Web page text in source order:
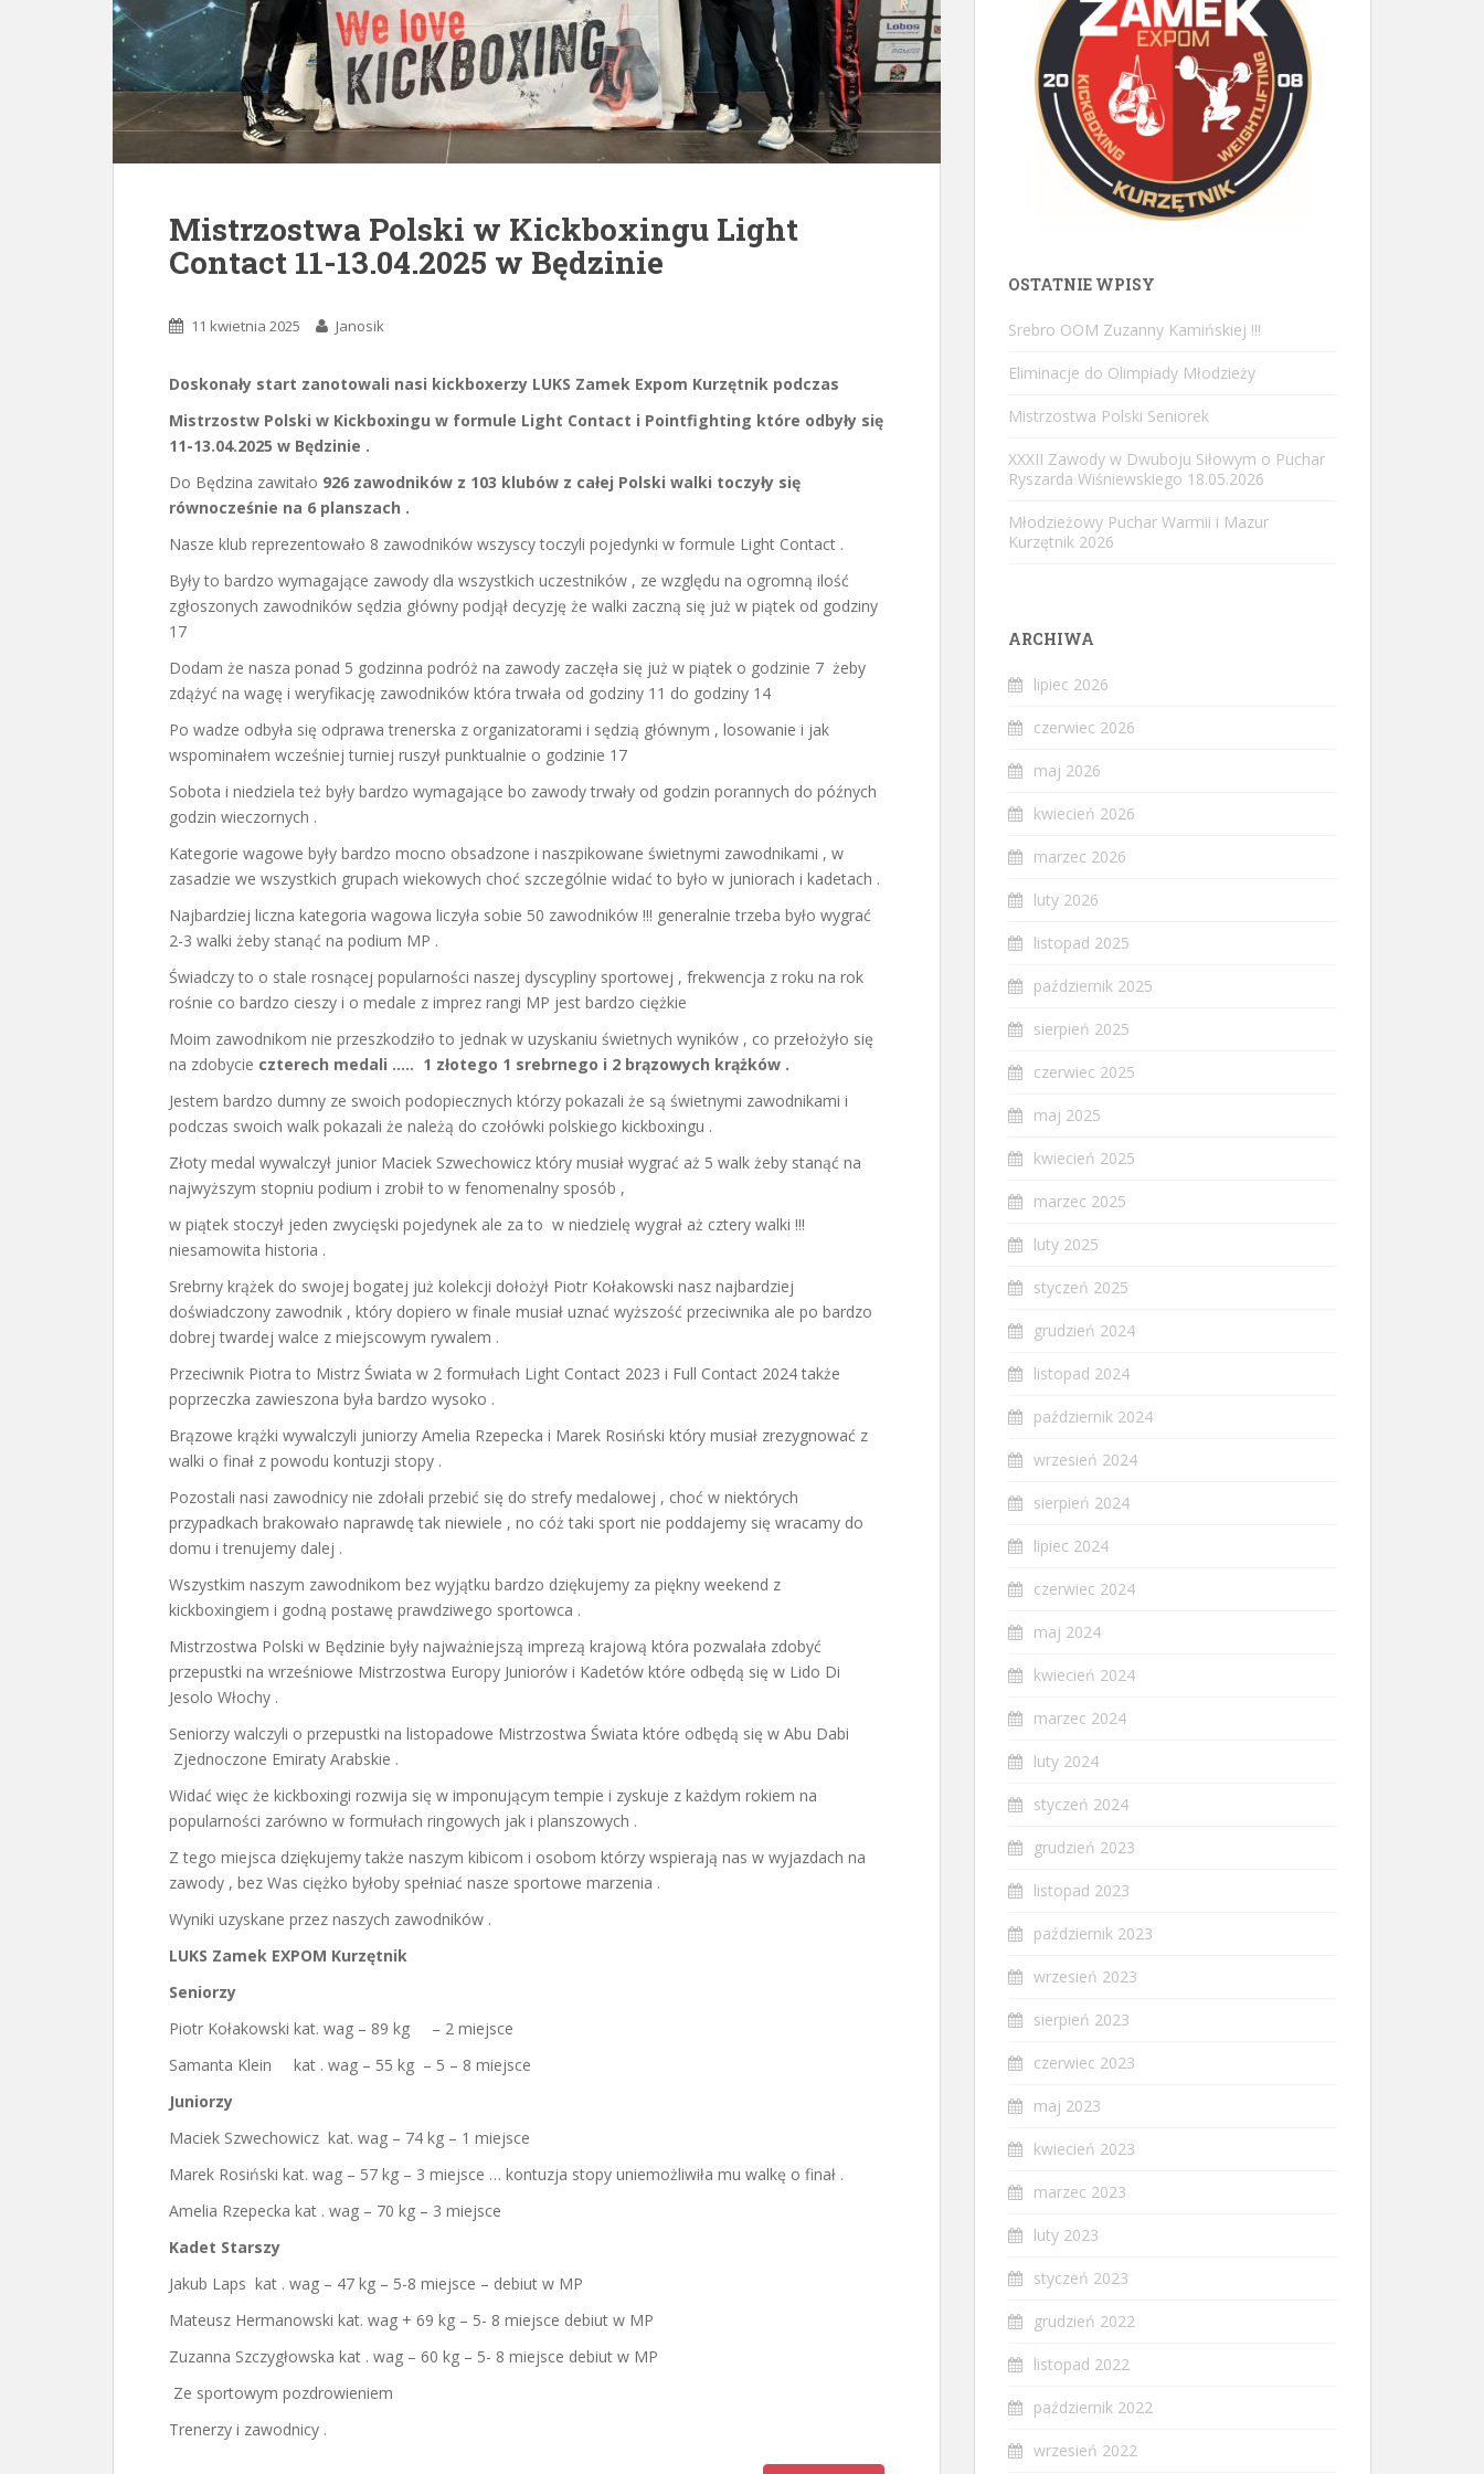
Mistrzostwa Polski w Kickboxingu Light
Contact 11-13.04.2025 w Będzinie
11 kwietnia 2025 Janosik
Doskonały start zanotowali nasi kickboxerzy LUKS Zamek Expom Kurzętnik podczas
Mistrzostw Polski w Kickboxingu w formule Light Contact i Pointfighting które odbyły się
11-13.04.2025 w Będzinie .
Do Będzina zawitało 926 zawodników z 103 klubów z całej Polski walki toczyły się
równocześnie na 6 planszach .
Nasze klub reprezentowało 8 zawodników wszyscy toczyli pojedynki w formule Light Contact .
Były to bardzo wymagające zawody dla wszystkich uczestników , ze względu na ogromną ilość
zgłoszonych zawodników sędzia główny podjął decyzję że walki zaczną się już w piątek od godziny
17
Dodam że nasza ponad 5 godzinna podróż na zawody zaczęła się już w piątek o godzinie 7 żeby
zdążyć na wagę i weryfikację zawodników która trwała od godziny 11 do godziny 14
Po wadze odbyła się odprawa trenerska z organizatorami i sędzią głównym , losowanie i jak
wspominałem wcześniej turniej ruszył punktualnie o godzinie 17
Sobota i niedziela też były bardzo wymagające bo zawody trwały od godzin porannych do późnych
godzin wieczornych .
Kategorie wagowe były bardzo mocno obsadzone i naszpikowane świetnymi zawodnikami , w
zasadzie we wszystkich grupach wiekowych choć szczególnie widać to było w juniorach i kadetach .
Najbardziej liczna kategoria wagowa liczyła sobie 50 zawodników !!! generalnie trzeba było wygrać
2-3 walki żeby stanąć na podium MP .
Świadczy to o stale rosnącej popularności naszej dyscypliny sportowej , frekwencja z roku na rok
rośnie co bardzo cieszy i o medale z imprez rangi MP jest bardzo ciężkie
Moim zawodnikom nie przeszkodziło to jednak w uzyskaniu świetnych wyników , co przełożyło się
na zdobycie czterech medali ….. 1 złotego 1 srebrnego i 2 brązowych krążków .
Jestem bardzo dumny ze swoich podopiecznych którzy pokazali że są świetnymi zawodnikami i
podczas swoich walk pokazali że należą do czołówki polskiego kickboxingu .
Złoty medal wywalczył junior Maciek Szwechowicz który musiał wygrać aż 5 walk żeby stanąć na
najwyższym stopniu podium i zrobił to w fenomenalny sposób ,
w piątek stoczył jeden zwycięski pojedynek ale za to w niedzielę wygrał aż cztery walki !!!
niesamowita historia .
Srebrny krążek do swojej bogatej już kolekcji dołożył Piotr Kołakowski nasz najbardziej
doświadczony zawodnik , który dopiero w finale musiał uznać wyższość przeciwnika ale po bardzo
dobrej twardej walce z miejscowym rywalem .
Przeciwnik Piotra to Mistrz Świata w 2 formułach Light Contact 2023 i Full Contact 2024 także
poprzeczka zawieszona była bardzo wysoko .
Brązowe krążki wywalczyli juniorzy Amelia Rzepecka i Marek Rosiński który musiał zrezygnować z
walki o finał z powodu kontuzji stopy .
Pozostali nasi zawodnicy nie zdołali przebić się do strefy medalowej , choć w niektórych
przypadkach brakowało naprawdę tak niewiele , no cóż taki sport nie poddajemy się wracamy do
domu i trenujemy dalej .
Wszystkim naszym zawodnikom bez wyjątku bardzo dziękujemy za piękny weekend z
kickboxingiem i godną postawę prawdziwego sportowca .
Mistrzostwa Polski w Będzinie były najważniejszą imprezą krajową która pozwalała zdobyć
przepustki na wrześniowe Mistrzostwa Europy Juniorów i Kadetów które odbędą się w Lido Di
Jesolo Włochy .
Seniorzy walczyli o przepustki na listopadowe Mistrzostwa Świata które odbędą się w Abu Dabi
Zjednoczone Emiraty Arabskie .
Widać więc że kickboxingi rozwija się w imponującym tempie i zyskuje z każdym rokiem na
popularności zarówno w formułach ringowych jak i planszowych .
Z tego miejsca dziękujemy także naszym kibicom i osobom którzy wspierają nas w wyjazdach na
zawody , bez Was ciężko byłoby spełniać nasze sportowe marzenia .
Wyniki uzyskane przez naszych zawodników .
LUKS Zamek EXPOM Kurzętnik
Seniorzy
Piotr Kołakowski kat. wag – 89 kg – 2 miejsce
Samanta Klein kat . wag – 55 kg – 5 – 8 miejsce
Juniorzy
Maciek Szwechowicz kat. wag – 74 kg – 1 miejsce
Marek Rosiński kat. wag – 57 kg – 3 miejsce … kontuzja stopy uniemożliwiła mu walkę o finał .
Amelia Rzepecka kat . wag – 70 kg – 3 miejsce
Kadet Starszy
Jakub Laps kat . wag – 47 kg – 5-8 miejsce – debiut w MP
Mateusz Hermanowski kat. wag + 69 kg – 5- 8 miejsce debiut w MP
Zuzanna Szczygłowska kat . wag – 60 kg – 5- 8 miejsce debiut w MP
Ze sportowym pozdrowieniem
Trenerzy i zawodnicy .
OSTATNIE WPISY
Srebro OOM Zuzanny Kamińskiej !!!
Eliminacje do Olimpiady Młodzieży
Mistrzostwa Polski Seniorek
XXXII Zawody w Dwuboju Siłowym o Puchar
Ryszarda Wiśniewskiego 18.05.2026
Młodzieżowy Puchar Warmii i Mazur
Kurzętnik 2026
ARCHIWA
lipiec 2026
czerwiec 2026
maj 2026
kwiecień 2026
marzec 2026
luty 2026
listopad 2025
październik 2025
sierpień 2025
czerwiec 2025
maj 2025
kwiecień 2025
marzec 2025
luty 2025
styczeń 2025
grudzień 2024
listopad 2024
październik 2024
wrzesień 2024
sierpień 2024
lipiec 2024
czerwiec 2024
maj 2024
kwiecień 2024
marzec 2024
luty 2024
styczeń 2024
grudzień 2023
listopad 2023
październik 2023
wrzesień 2023
sierpień 2023
czerwiec 2023
maj 2023
kwiecień 2023
marzec 2023
luty 2023
styczeń 2023
grudzień 2022
listopad 2022
październik 2022
wrzesień 2022